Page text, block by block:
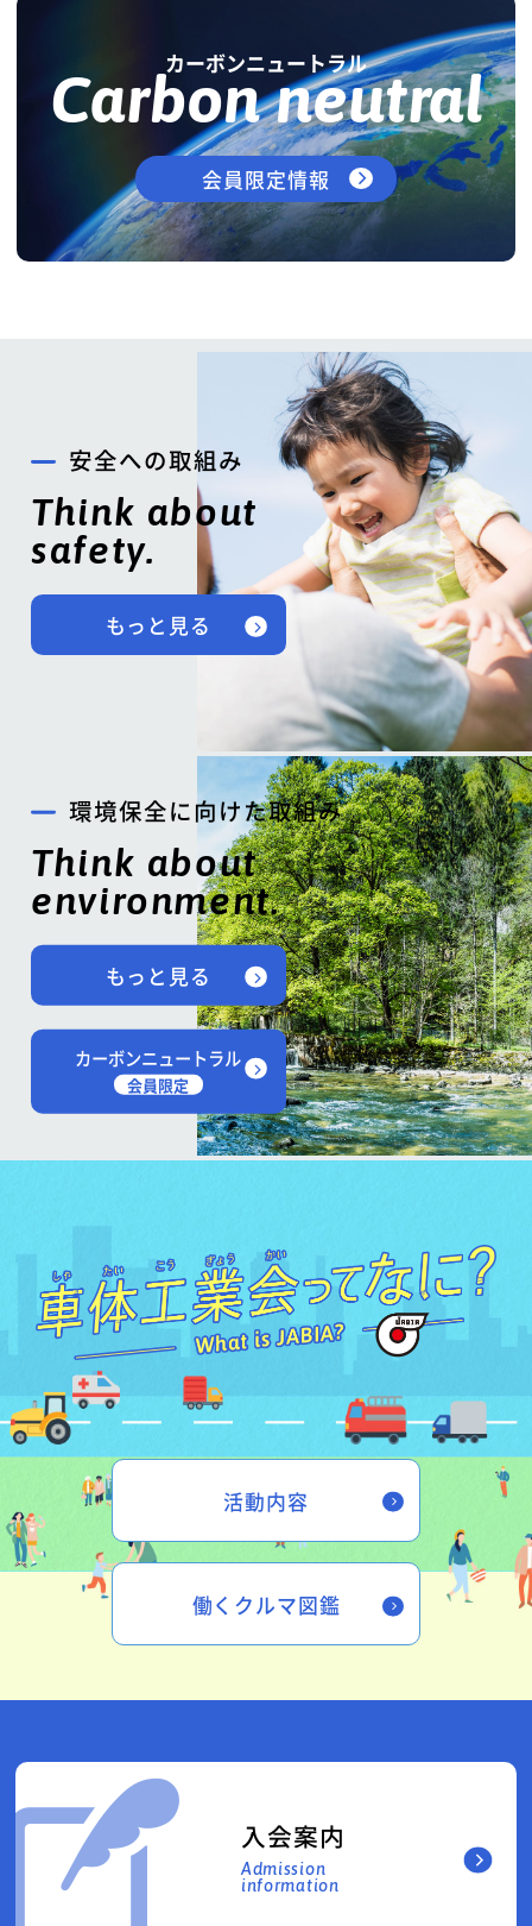
カーボンニュートラル
Carbon neutral
会員限定情報
安全への取組み
Think about
safety.
もっと見る
環境保全に向けた取組み
Think about
environment.
もっと見る
カーボンニュートラル
会員限定
活動内容
働くクルマ図鑑
入会案内
Admission
information